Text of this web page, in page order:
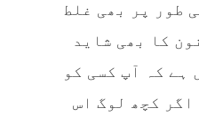
طور پر بھی غلط
کا بھی شاید
ہے کہ آپ کسی کو
اگر کچھ لوگ اس